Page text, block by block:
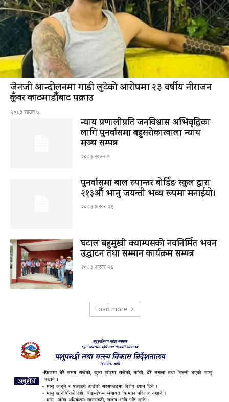
जेनजी आन्दोलनमा गाडी लुटेको आरोपमा २३ वर्षीय नीराजन
कुँवर काठमाडौँबाट पक्राउ
२०८३ साउन ७
न्याय प्रणालीप्रति जनविश्वास अभिवृद्धिका
लागि पुनर्वासमा बहुसरोकारवाला न्याय
मञ्च सम्पन्न
२०८३ साउन १
पुनर्वासमा बाल रुपान्तर बोर्डिङ स्कुल द्धारा
२१३औँ भानु जयन्ती भव्य रूपमा मनाईयो।
२०८३ असार २९
घटाल बहुमुखी क्याम्पसको नवनिर्मित भवन
उद्घाटन तथा सम्मान कार्यक्रम सम्पन्न
२०८३ असार २६
Load more